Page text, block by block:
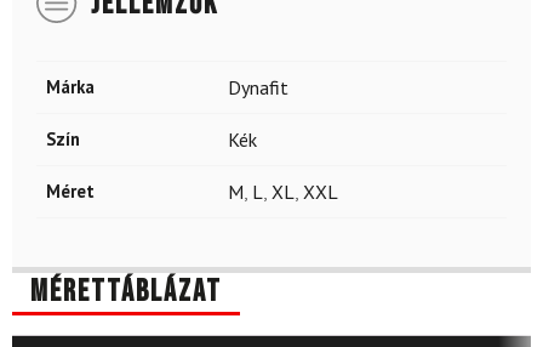
Márka Dynafit
Szín Kék
Méret M, L, XL, XXL
Mérettáblázat